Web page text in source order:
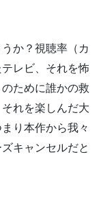
か？視聴率（カ
レビ、それを怖
ために誰かの救
れを楽しんだ大
り本作から我々
キャンセルだと